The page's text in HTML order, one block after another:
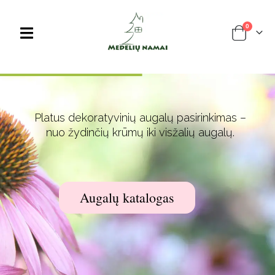
0
Platus dekoratyvinių augalų pasirinkimas –
nuo žydinčių krūmų iki visžalių augalų.
Augalų katalogas